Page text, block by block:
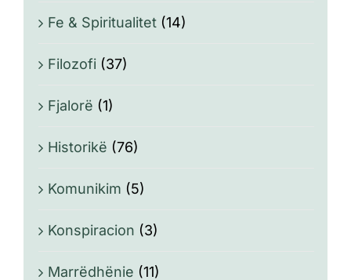
Fe & Spiritualitet (14)
Filozofi (37)
Fjalorë (1)
Historikë (76)
Komunikim (5)
Konspiracion (3)
Marrëdhënie (11)